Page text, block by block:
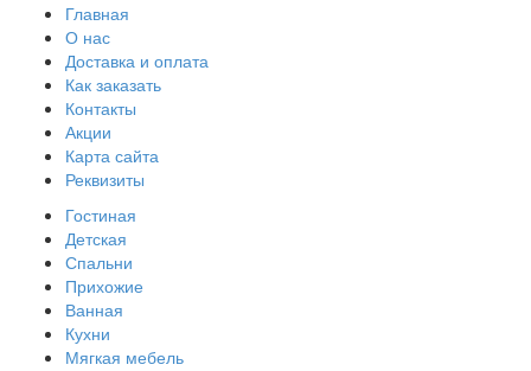
Главная
О нас
Доставка и оплата
Как заказать
Контакты
Акции
Карта сайта
Реквизиты
Гостиная
Детская
Спальни
Прихожие
Ванная
Кухни
Мягкая мебель